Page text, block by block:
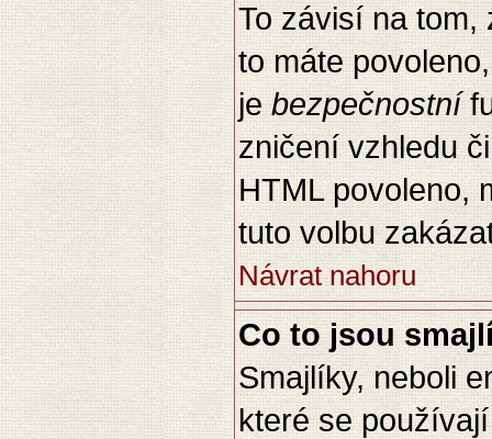
To závisí na tom,
to máte
je bezpečnostní
zničení vzhledu
HTML povoleno,
tuto volbu
Návrat nahoru
Co to jsou
Smajlíky, neboli
které se